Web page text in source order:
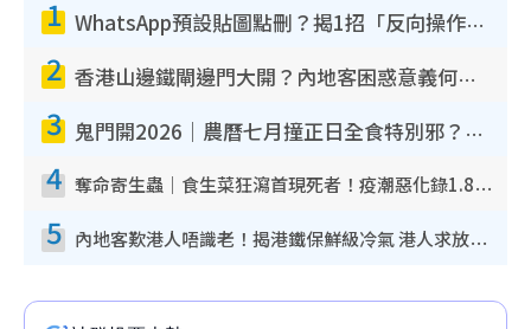
1 WhatsApp預設貼圖點刪？揭1招「反向操作」還原簡潔介面 附3步實測教學
2 香港山邊鐵閘邊門大開？內地客困惑意義何在！網民神回覆：呢種叫法理性防禦
3 鬼門開2026｜農曆七月撞正日全食特別邪？專家警告切忌做一事！揭4大禁忌+2招保平安
4 奪命寄生蟲｜食生菜狂瀉首現死者！疫潮惡化錄1.8萬宗病例 揭洗菜3大謬誤
5 內地客歎港人唔識老！揭港鐵保鮮級冷氣 港人求放過：咪投訴